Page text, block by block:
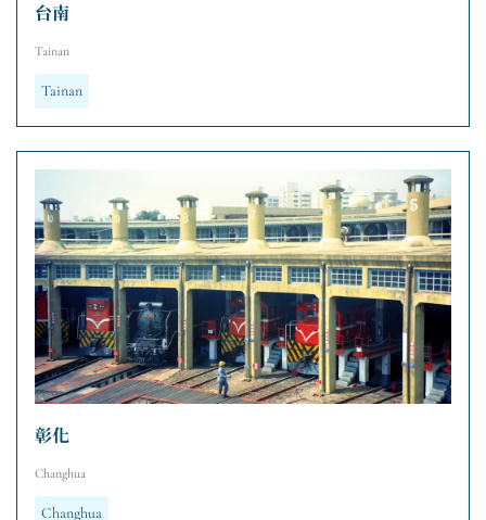
台南
Tainan
Tainan
彰化
Changhua
Changhua